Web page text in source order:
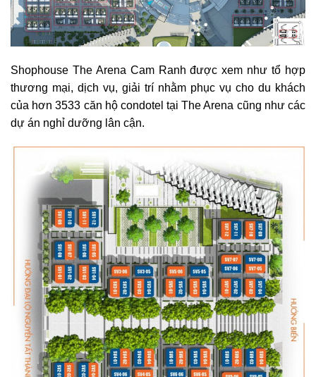
Shophouse The Arena Cam Ranh được xem như tổ hợp
thương mại, dịch vụ, giải trí nhằm phục vụ cho du khách
của hơn 3533 căn hộ condotel tại The Arena cũng như các
dự án nghỉ dưỡng lân cận.